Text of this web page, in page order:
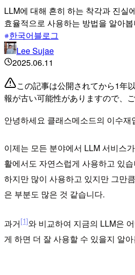
LLM에 대해 흔히 하는 착각과 진실
효율적으로 사용하는 방법을 알아
한국어블로그
Lee Sujae
2025.06.11
この記事は公開されてから1年
報が古い可能性がありますので、ご
안녕하세요 클래스메소드의 이수재
이제는 모든 분야에서 LLM 서비스
활에서도 자연스럽게 사용하고 있
하지만 많이 사용하고 있지만 그만
은 부분도 많은 것 같습니다.
과거[1]와 비교하여 지금의 LLM은
게 하면 더 잘 사용할 수 있을지 알